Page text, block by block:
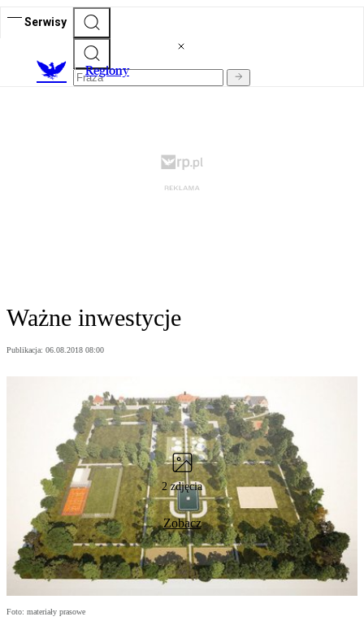
Serwisy
Regiony
Ważne inwestycje
Publikacja: 06.08.2018 08:00
2 zdjęcia
Zobacz
Foto: materiały prasowe